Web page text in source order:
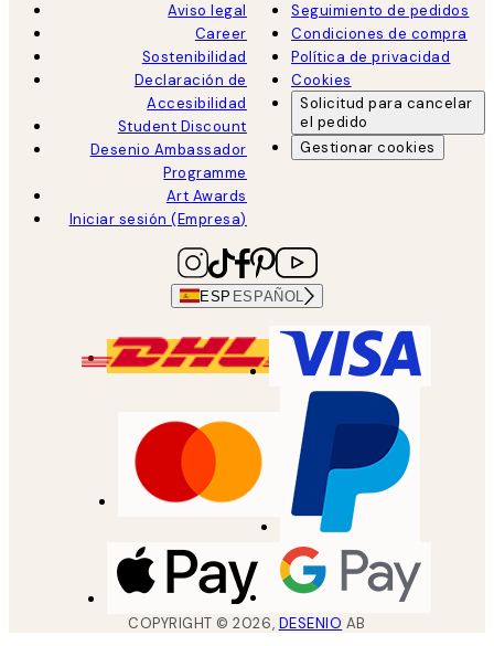
Aviso legal
Career
Sostenibilidad
Declaración de
Accesibilidad
Student Discount
Desenio Ambassador
Programme
Art Awards
Iniciar sesión (Empresa)
Seguimiento de pedidos
Condiciones de compra
Política de privacidad
Cookies
Solicitud para cancelar
el pedido
Gestionar cookies
ESP ESPAÑOL
COPYRIGHT ©2026, DESENIO AB